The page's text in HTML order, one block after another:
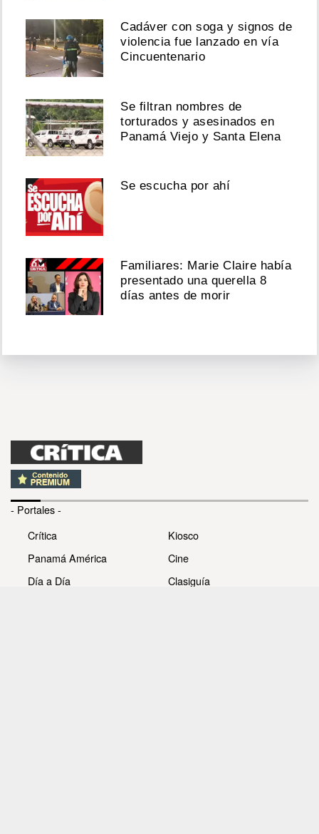
Cadáver con soga y signos de
violencia fue lanzado en vía
Cincuentenario
Se filtran nombres de
torturados y asesinados en
Panamá Viejo y Santa Elena
Se escucha por ahí
Familiares: Marie Claire había
presentado una querella 8
días antes de morir
- Portales -
Crítica
Panamá América
Día a Día
Kiosco
Cine
Clasiguía